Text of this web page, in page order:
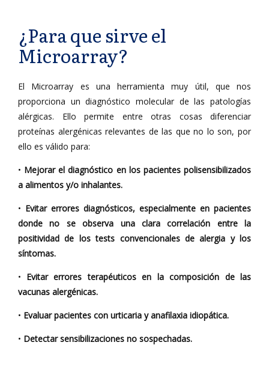
¿Para que sirve el
Microarray?
El Microarray es una herramienta muy útil, que nos
proporciona un diagnóstico molecular de las patologías
alérgicas. Ello permite entre otras cosas diferenciar
proteínas alergénicas relevantes de las que no lo son, por
ello es válido para:
• Mejorar el diagnóstico en los pacientes polisensibilizados
a alimentos y/o inhalantes.
• Evitar errores diagnósticos, especialmente en pacientes
donde no se observa una clara correlación entre la
positividad de los tests convencionales de alergia y los
síntomas.
• Evitar errores terapéuticos en la composición de las
vacunas alergénicas.
• Evaluar pacientes con urticaria y anafilaxia idiopática.
• Detectar sensibilizaciones no sospechadas.